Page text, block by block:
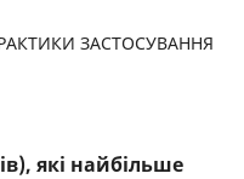
ЗАСТОСУВАННЯ
які найбільше